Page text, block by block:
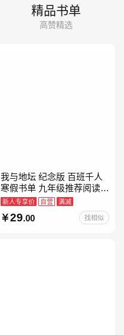
精品书单
高赞精选
我与地坛 纪念版 百班千人
寒假书单 九年级推荐阅读
当当自营
新人专享价 自营 满减
29.00 找相似